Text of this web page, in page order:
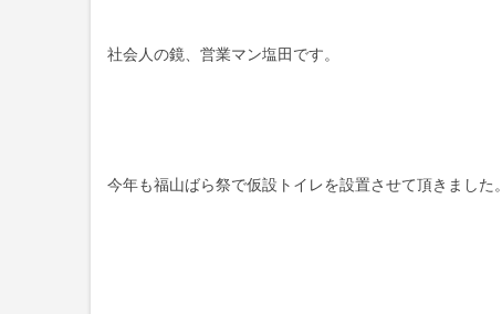
社会人の鏡、営業マン塩田です。
今年も福山ばら祭で仮設トイレを設置させて頂きました。